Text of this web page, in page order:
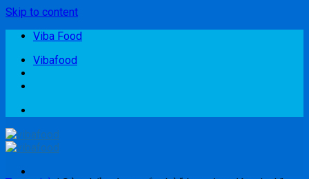
Skip to content
Viba Food
Vibafood